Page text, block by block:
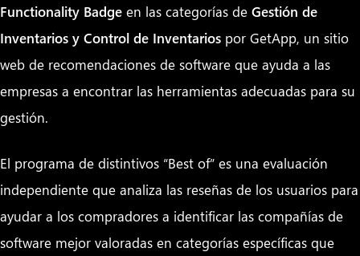
Functionality Badge en las categorías de Gestión de
Inventarios y Control de Inventarios por GetApp, un sitio
web de recomendaciones de software que ayuda a las
empresas a encontrar las herramientas adecuadas para su
gestión.
El programa de distintivos “Best of” es una evaluación
independiente que analiza las reseñas de los usuarios para
ayudar a los compradores a identificar las compañías de
software mejor valoradas en categorías específicas que